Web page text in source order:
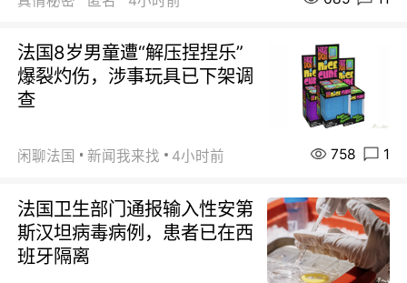
法国8岁男童遭“解压捏捏乐”
爆裂灼伤，涉事玩具已下架调
查
闲聊法国 新闻我来找 4小时前 758 1
法国卫生部门通报输入性安第
斯汉坦病毒病例，患者已在西
班牙隔离